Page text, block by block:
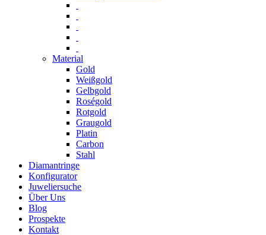
Material
Gold
Weißgold
Gelbgold
Roségold
Rotgold
Graugold
Platin
Carbon
Stahl
Diamantringe
Konfigurator
Juweliersuche
Über Uns
Blog
Prospekte
Kontakt